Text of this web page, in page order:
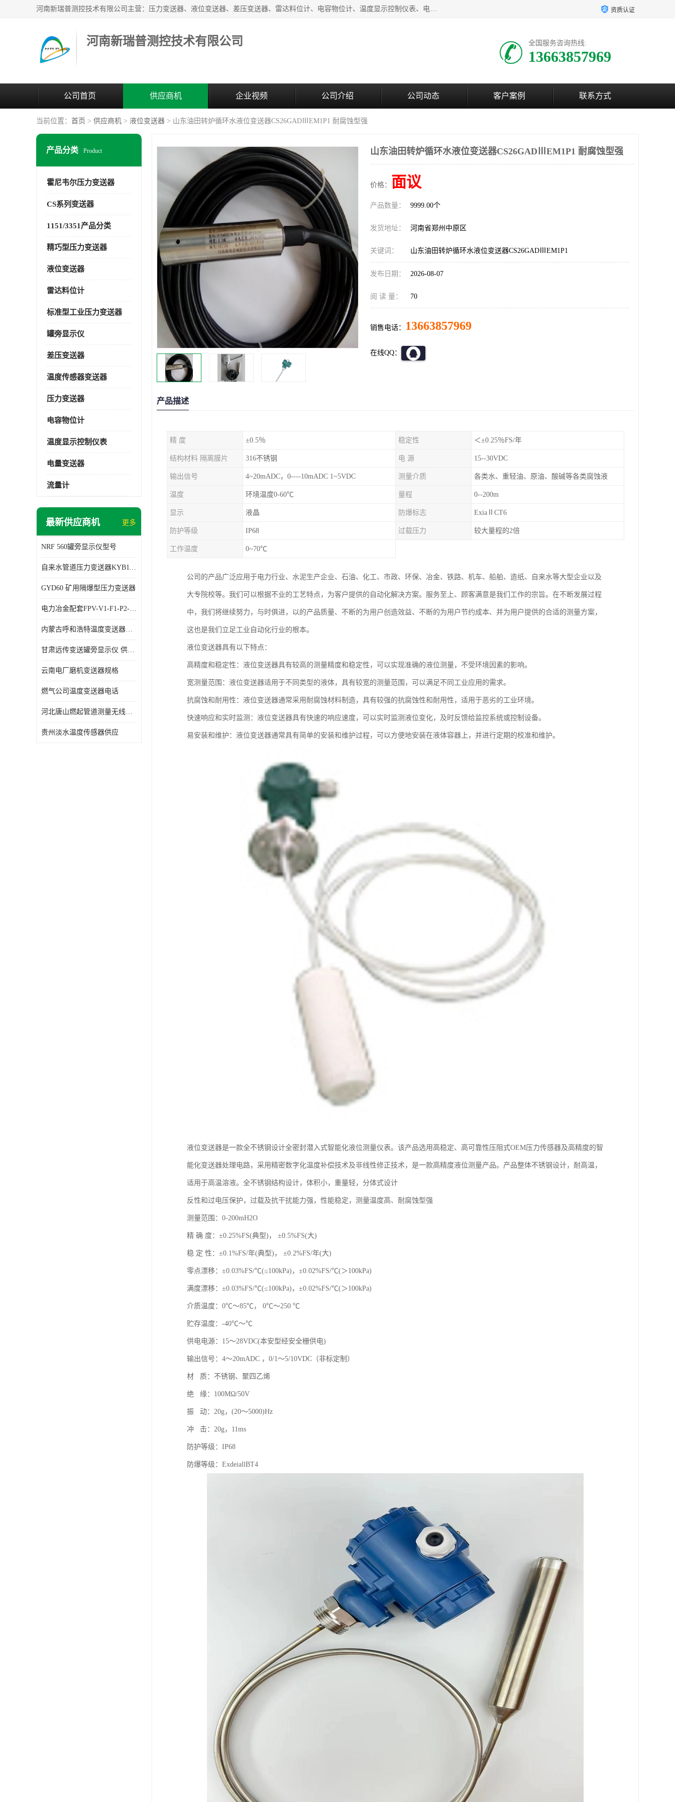
河南新瑞普测控技术有限公司主营：压力变送器、液位变送器、差压变送器、雷达料位计、电容物位计、温度显示控制仪表、电量变送器、流量计、工业自动化系统成套设备。 资质认证
河南新瑞普测控技术有限公司 全国服务咨询热线:
13663857969
公司首页 供应商机 企业视频 公司介绍 公司动态 客户案例 联系方式
当前位置： 首页 > 供应商机 > 液位变送器 > 山东油田转炉循环水液位变送器CS26GADⅢEM1P1 耐腐蚀型强
产品分类 Product
霍尼韦尔压力变送器
CS系列变送器
1151/3351产品分类
精巧型压力变送器
液位变送器
雷达料位计
标准型工业压力变送器
罐旁显示仪
差压变送器
温度传感器变送器
压力变送器
电容物位计
温度显示控制仪表
电量变送器
流量计
最新供应商机 更多
NRF 560罐旁显示仪型号
自来水管道压力变送器KYB11G03M2型号 使用方便
GYD60 矿用隔爆型压力变送器
电力冶金配套FPV-V1-F1-P2-03电压变送器
内蒙古呼和浩特温度变送器配套罐旁显示仪供应 性能稳定
甘肃远传变送罐旁显示仪 供应及时
云南电厂磨机变送器规格
燃气公司温度变送器电话
河北唐山燃起管道测量无线压力变送器型号 性能稳定
贵州淡水温度传感器供应
山东油田转炉循环水液位变送器CS26GADⅢEM1P1 耐腐蚀型强
价格： 面议
产品数量： 9999.00个
发货地址： 河南省郑州中原区
关键词： 山东油田转炉循环水液位变送器CS26GADⅢEM1P1
发布日期： 2026-08-07
阅 读 量： 70
销售电话： 13663857969
在线QQ：
产品描述
精 度 ±0.5％ 稳定性 ＜±0.25％FS/年
结构材料 隔离膜片 316不锈钢 电 源 15--30VDC
输出信号 4~20mADC，0----10mADC 1~5VDC 测量介质 各类水、重轻油、原油、酸碱等各类腐蚀液
温度 环境温度0-60℃ 量程 0--200m
显示 液晶 防爆标志 ExiaⅡCT6
防护等级 IP68 过载压力 较大量程的2倍
工作温度 0~70℃
公司的产品广泛应用于电力行业、水泥生产企业、石油、化工、市政、环保、冶金、铁路、机车、船舶、造纸、自来水等大型企业以及
大专院校等。我们可以根据不业的工艺特点，为客户提供的自动化解决方案。服务至上、顾客满意是我们工作的宗旨。在不断发展过程
中，我们将继续努力，与时俱进，以的产品质量、不断的为用户创造效益、不断的为用户节约成本、并为用户提供的合适的测量方案，
这也是我们立足工业自动化行业的根本。
液位变送器具有以下特点：
高精度和稳定性：液位变送器具有较高的测量精度和稳定性，可以实现准确的液位测量，不受环境因素的影响。
宽测量范围：液位变送器适用于不同类型的液体，具有较宽的测量范围，可以满足不同工业应用的需求。
抗腐蚀和耐用性：液位变送器通常采用耐腐蚀材料制造，具有较强的抗腐蚀性和耐用性，适用于恶劣的工业环境。
快速响应和实时监测：液位变送器具有快速的响应速度，可以实时监测液位变化，及时反馈给监控系统或控制设备。
易安装和维护：液位变送器通常具有简单的安装和维护过程，可以方便地安装在液体容器上，并进行定期的校准和维护。
液位变送器是一款全不锈钢设计全密封潜入式智能化液位测量仪表。该产品选用高稳定、高可靠性压阻式OEM压力传感器及高精度的智
能化变送器处理电路，采用精密数字化温度补偿技术及非线性修正技术，是一款高精度液位测量产品。产品整体不锈钢设计，耐高温，
适用于高温溶液。全不锈钢结构设计，体积小，重量轻，分体式设计
反性和过电压保护，过载及抗干扰能力强，性能稳定，测量温度高、耐腐蚀型强
测量范围：0-200mH2O
精 确 度：±0.25%FS(典型)， ±0.5%FS(大)
稳 定 性：±0.1%FS/年(典型)， ±0.2%FS/年(大)
零点漂移：±0.03%FS/℃(≤100kPa)，±0.02%FS/℃(＞100kPa)
满度漂移：±0.03%FS/℃(≤100kPa)，±0.02%FS/℃(＞100kPa)
介质温度：0℃～85℃， 0℃～250 ℃
贮存温度：-40℃～℃
供电电源：15～28VDC(本安型经安全栅供电)
输出信号：4～20mADC ，0/1～5/10VDC（非标定制）
材 质：不锈钢、聚四乙烯
绝 缘：100MΩ/50V
振 动：20g，(20～5000)Hz
冲 击：20g，11ms
防护等级：IP68
防爆等级：ExdeiallBT4